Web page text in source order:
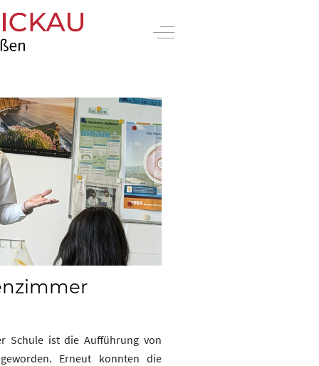
Off-Canvas Toggle
Schule ist die Aufführung von
Erneut konnten die